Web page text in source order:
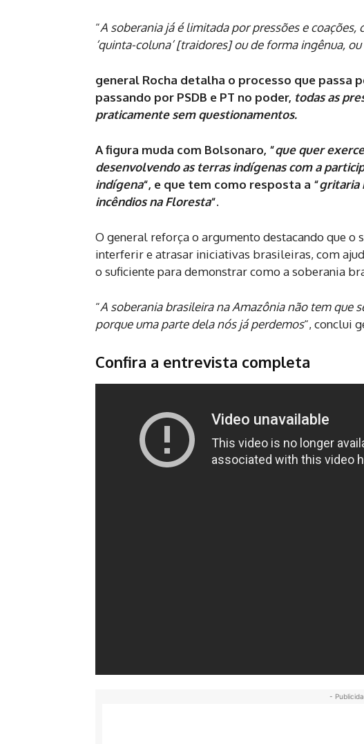
“A soberania já é limitada por pressões e
‘quinta-coluna’ [traidores] ou de forma ingênua,
general Rocha detalha o processo que passa
passando por PSDB e PT no poder, todas as
praticamente sem questionamentos.
A figura muda com Bolsonaro, “que quer
desenvolvendo as terras indígenas com a
indígena“, e que tem como resposta a “gritaria
incêndios na Floresta“.
O general reforça o argumento destacando que
interferir e atrasar iniciativas brasileiras, com
o suficiente para demonstrar como a soberania
“A soberania brasileira na Amazônia não tem que
porque uma parte dela nós já perdemos“, conclui
Confira a entrevista completa
-